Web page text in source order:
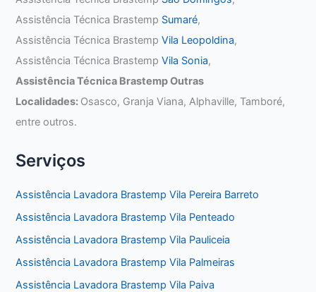
Assistência Técnica Brastemp Sumaré,
Assistência Técnica BrastempVila Leopoldina,
Assistência Técnica BrastempVila Sonia,
Assistência Técnica Brastemp Outras
Localidades: Osasco, Granja Viana, Alphaville, Tamboré,
entre outros.
Serviços
Assistência Lavadora Brastemp Vila Pereira Barreto
Assistência Lavadora Brastemp Vila Penteado
Assistência Lavadora Brastemp Vila Pauliceia
Assistência Lavadora Brastemp Vila Palmeiras
Assistência Lavadora Brastemp Vila Paiva